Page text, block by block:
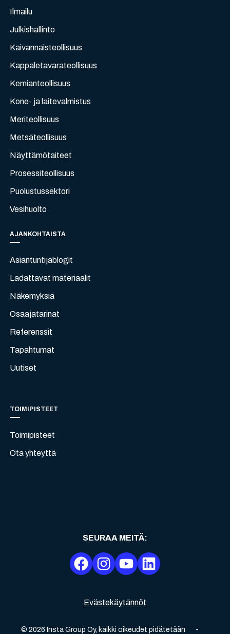
Ilmailu
Julkishallinto
Kaivannaisteollisuus
Kappaletavarateollisuus
Kemianteollisuus
Kone- ja laitevalmistus
Meriteollisuus
Metsäteollisuus
Näyttämötaiteet
Prosessiteollisuus
Puolustussektori
Vesihuolto
AJANKOHTAISTA
Asiantuntijablogit
Ladattavat materiaalit
Näkemyksiä
Osaajatarinat
Referenssit
Tapahtumat
Uutiset
TOIMIPISTEET
Toimipisteet
Ota yhteyttä
Evästekäytännöt
© 2026 Insta Group Oy, kaikki oikeudet pidätetään
-
SEURAA MEITÄ: